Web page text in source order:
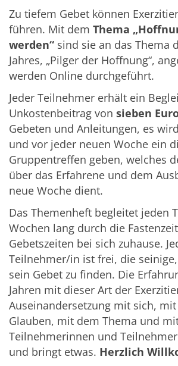
Zu tiefem Gebet können
führen. Mit dem Thema
werden“ sind sie an das Thema
Jahres, „Pilger der Hoffnung“,
werden Online durchgeführt.
Jeder Teilnehmer erhält ein
Unkostenbeitrag von sieben
Gebeten und Anleitungen, es
und vor jeder neuen Woche ein
Gruppentreffen geben, welches
über das Erfahrene und dem
neue Woche dient.
Das Themenheft begleitet jeden
Wochen lang durch die
Gebetszeiten bei sich zuhause.
Teilnehmer/in ist frei, die
sein Gebet zu finden. Die
Jahren mit dieser Art der
Auseinandersetzung mit sich,
Glauben, mit dem Thema und
Teilnehmerinnen und
und bringt etwas. Herzlich